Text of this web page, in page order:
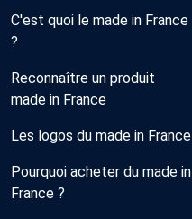
C'est quoi le made in France
?
Reconnaître un produit
made in France
Les logos du made in France
Pourquoi acheter du made in
France ?